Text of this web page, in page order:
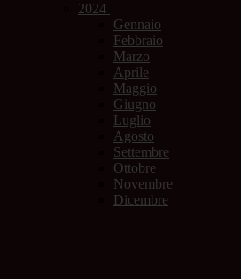
2024
Gennaio
Febbraio
Marzo
Aprile
Maggio
Giugno
Luglio
Agosto
Settembre
Ottobre
Novembre
Dicembre